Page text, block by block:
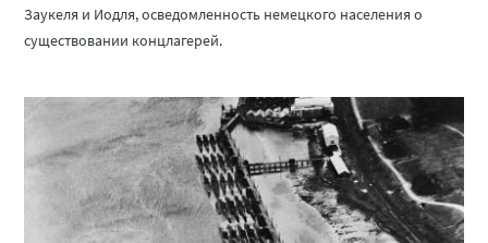
Заукеля и Иодля, осведомленность немецкого населения о
существовании концлагерей.